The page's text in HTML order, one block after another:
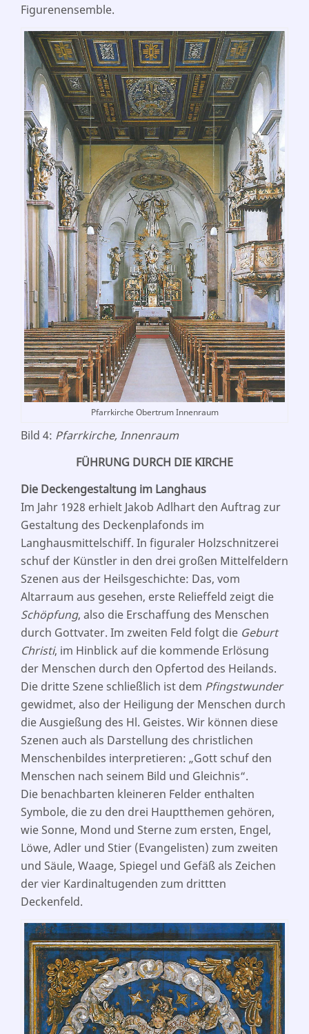
Figurenensemble.
Pfarrkirche Obertrum Innenraum
Bild 4: Pfarrkirche, Innenraum
FÜHRUNG DURCH DIE KIRCHE
Die Deckengestaltung im Langhaus
Im Jahr 1928 erhielt Jakob Adlhart den Auftrag zur
Gestaltung des Deckenplafonds im
Langhausmittelschiff. In figuraler Holzschnitzerei
schuf der Künstler in den drei großen Mittelfeldern
Szenen aus der Heilsgeschichte: Das, vom
Altarraum aus gesehen, erste Relieffeld zeigt die
Schöpfung, also die Erschaffung des Menschen
durch Gottvater. Im zweiten Feld folgt die Geburt
Christi, im Hinblick auf die kommende Erlösung
der Menschen durch den Opfertod des Heilands.
Die dritte Szene schließlich ist dem Pfingstwunder
gewidmet, also der Heiligung der Menschen durch
die Ausgießung des Hl. Geistes. Wir können diese
Szenen auch als Darstellung des christlichen
Menschenbildes interpretieren: „Gott schuf den
Menschen nach seinem Bild und Gleichnis“.
Die benachbarten kleineren Felder enthalten
Symbole, die zu den drei Hauptthemen gehören,
wie Sonne, Mond und Sterne zum ersten, Engel,
Löwe, Adler und Stier (Evangelisten) zum zweiten
und Säule, Waage, Spiegel und Gefäß als Zeichen
der vier Kardinaltugenden zum drittten
Deckenfeld.